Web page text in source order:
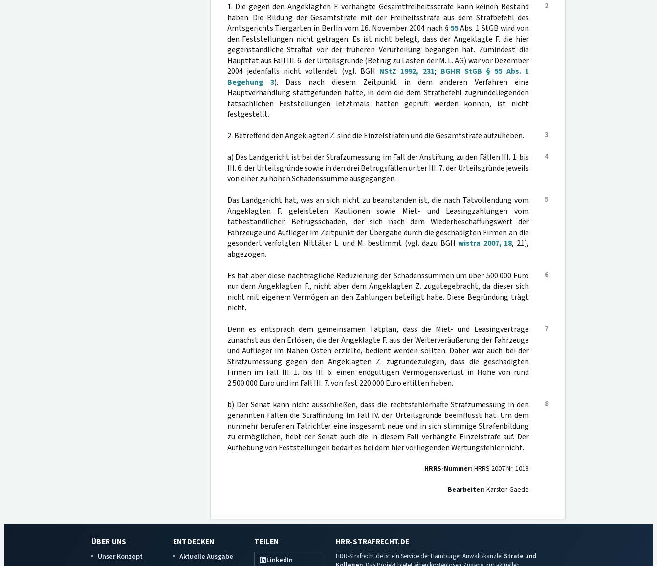
2
1. Die gegen den Angeklagten F. verhängte Gesamtfreiheitsstrafe kann keinen Bestand
haben. Die Bildung der Gesamtstrafe mit der Freiheitsstrafe aus dem Strafbefehl des
Amtsgerichts Tiergarten in Berlin vom 16. November 2004 nach § 55Abs. 1 StGB wird von
den Feststellungen nicht getragen. Es ist nicht belegt, dass der Angeklagte F. die hier
gegenständliche Straftat vor der früheren Verurteilung begangen hat. Zumindest die
Haupttat aus Fall III. 6. der Urteilsgründe (Betrug zu Lasten der M. L. AG) war vor Dezember
2004 jedenfalls nicht vollendet (vgl. BGH NStZ 1992, 231; BGHR StGB § 55 Abs. 1
Begehung 3). Dass nach diesem Zeitpunkt in dem anderen Verfahren eine
Hauptverhandlung stattgefunden hätte, in dem die dem Strafbefehl zugrundeliegenden
tatsächlichen Feststellungen letztmals hätten geprüft werden können, ist nicht
festgestellt.
3
2. Betreffend den Angeklagten Z. sind die Einzelstrafen und die Gesamtstrafe aufzuheben.
4
a) Das Landgericht ist bei der Strafzumessung im Fall der Anstiftung zu den Fällen III. 1. bis
III. 6. der Urteilsgründe sowie in den drei Betrugsfällen unter III. 7. der Urteilsgründe jeweils
von einer zu hohen Schadenssumme ausgegangen.
5
Das Landgericht hat, was an sich nicht zu beanstanden ist, die nach Tatvollendung vom
Angeklagten F. geleisteten Kautionen sowie Miet- und Leasingzahlungen vom
tatbestandlichen Betrugsschaden, der sich nach dem Wiederbeschaffungswert der
Fahrzeuge und Auflieger im Zeitpunkt der Übergabe durch die geschädigten Firmen an die
gesondert verfolgten Mittäter L. und M. bestimmt (vgl. dazu BGHwistra 2007, 18, 21),
abgezogen.
6
Es hat aber diese nachträgliche Reduzierung der Schadenssummen um über 500.000 Euro
nur dem Angeklagten F., nicht aber dem Angeklagten Z. zugutegebracht, da dieser sich
nicht mit eigenem Vermögen an den Zahlungen beteiligt habe. Diese Begründung trägt
nicht.
7
Denn es entsprach dem gemeinsamen Tatplan, dass die Miet- und Leasingverträge
zunächst aus den Erlösen, die der Angeklagte F. aus der Weiterveräußerung der Fahrzeuge
und Auflieger im Nahen Osten erzielte, bedient werden sollten. Daher war auch bei der
Strafzumessung gegen den Angeklagten Z. zugrundezulegen, dass die geschädigten
Firmen im Fall III. 1. bis III. 6. einen endgültigen Vermögensverlust in Höhe von rund
2.500.000 Euro und im Fall III. 7. von fast 220.000 Euro erlitten haben.
8
b) Der Senat kann nicht ausschließen, dass die rechtsfehlerhafte Strafzumessung in den
genannten Fällen die Straffindung im Fall IV. der Urteilsgründe beeinflusst hat. Um dem
nunmehr berufenen Tatrichter eine insgesamt neue und in sich stimmige Strafenbildung
zu ermöglichen, hebt der Senat auch die in diesem Fall verhängte Einzelstrafe auf. Der
Aufhebung von Feststellungen bedarf es bei dem hier vorliegenden Wertungsfehler nicht.
HRRS-Nummer: HRRS 2007 Nr. 1018
Bearbeiter: Karsten Gaede
ÜBER UNS
Unser Konzept
ENTDECKEN
Aktuelle Ausgabe
TEILEN
LinkedIn
HRR-STRAFRECHT.DE
HRR-Strafrecht.de ist ein Service der Hamburger Anwaltskanzlei Strate und